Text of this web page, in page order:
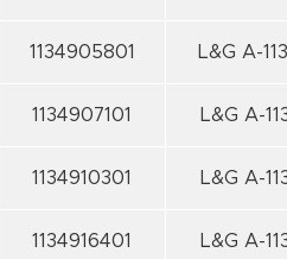
1134905801 L&G A-
1134907101 L&G A-
1134910301 L&G A-
1134916401 L&G A-